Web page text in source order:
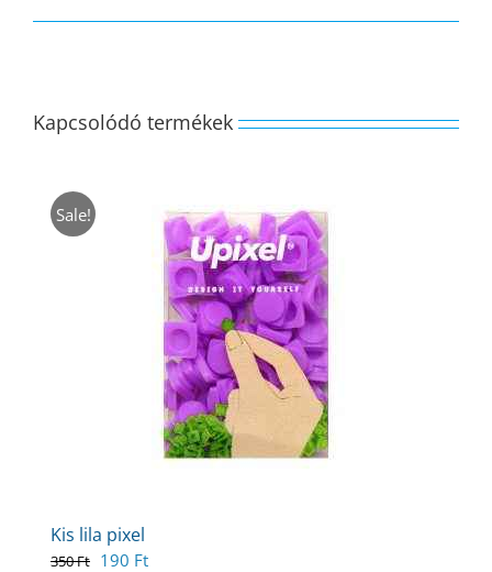
Kapcsolódó termékek
Sale!
Kis lila pixel
350Ft Original
190 FtCurrent